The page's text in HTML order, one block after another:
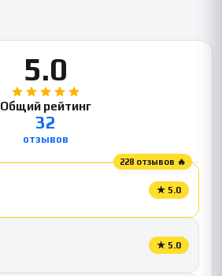
5.0
Общий рейтинг
32
отзывов
228 отзывов 🔥
★ 5.0
★ 5.0